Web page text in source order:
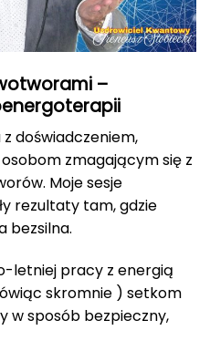
–
doświadczeniem,
zmagającym się z
Moje sesje
rezultaty tam, gdzie
bezsilna.
letniej pracy z energią
skromnie ) setkom
w sposób bezpieczny,